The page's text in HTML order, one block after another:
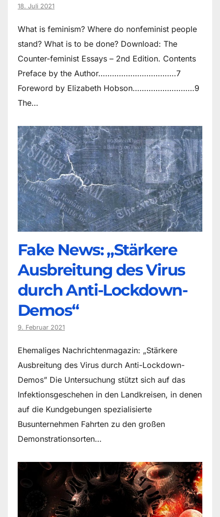
18. Juli 2021
What is feminism? Where do non­feminist people
stand? What is to be done? Download: The
Counter-feminist Essays – 2nd Edition. Contents
Preface by the Author…………………………….7
Foreword by Elizabeth Hobson………………………9
The…
Fake News: „Stärkere
Ausbreitung des Virus
durch Anti-Lockdown-
Demos“
9. Februar 2021
Ehemaliges Nachrichtenmagazin: „Stärkere
Ausbreitung des Virus durch Anti-Lockdown-
Demos” Die Untersuchung stützt sich auf das
Infektionsgeschehen in den Landkreisen, in denen
auf die Kundgebungen spezialisierte
Busunternehmen Fahrten zu den großen
Demonstrationsorten…